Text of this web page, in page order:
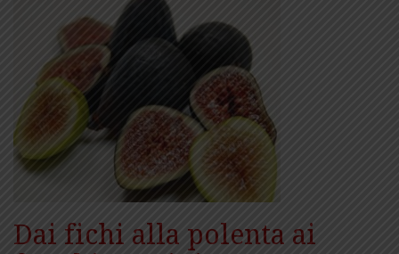
Dai fichi alla polenta ai